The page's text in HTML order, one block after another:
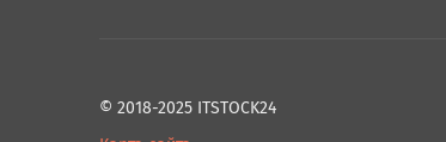
© 2018-2025 ITSTOCK24